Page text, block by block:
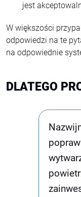
jest
W większości
odpowiedzi na te
na odpowiednie
DLATEGO